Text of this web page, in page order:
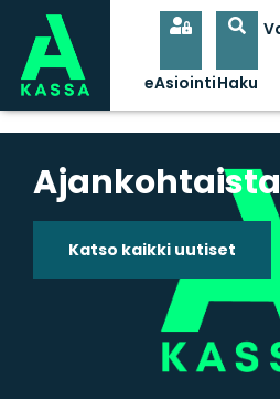
Ajankohtaista
Katso kaikki uutiset